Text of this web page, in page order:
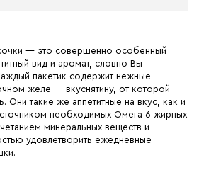
— это совершенно особенный
вид и аромат, словно Вы
пакетик содержит нежные
желе — вкуснятину, от которой
Они такие же аппетитные на вкус, как и
необходимых Омега 6 жирных
минеральных веществ и
удовлетворить ежедневные